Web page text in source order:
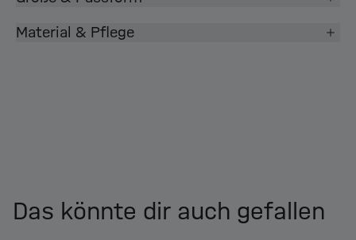
Material & Pflege
Das könnte dir auch gefallen